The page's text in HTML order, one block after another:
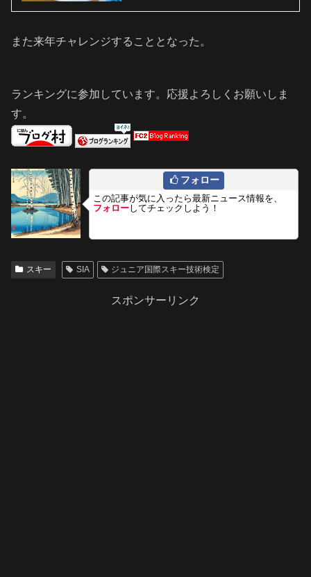
また来年チャレンジすることとなった。
ランキングに参加しています。応援よろしくお願いしま
す。
フォロー
この記事が気に入ったら最新ニュース情報を、
フォローしてチェックしよう！
スキー SIA ジュニア国際スキー技術検定
スポンサーリンク